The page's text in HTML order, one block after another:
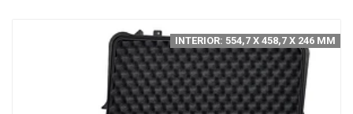
INTERIOR: 554,7 X 458,7 X 246 MM